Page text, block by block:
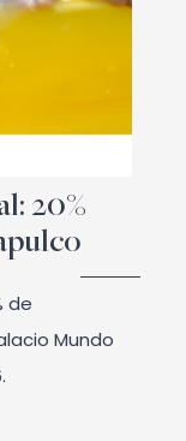
20%
de
Mundo